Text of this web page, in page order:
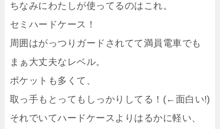
ちなみにわたしが使ってるのはこれ。
セミハードケース！
周囲はがっつりガードされてて満員電車でも
まぁ大丈夫なレベル。
ポケットも多くて、
取っ手もとってもしっかりしてる！(←面白い!)
それでいてハードケースよりはるかに軽い、